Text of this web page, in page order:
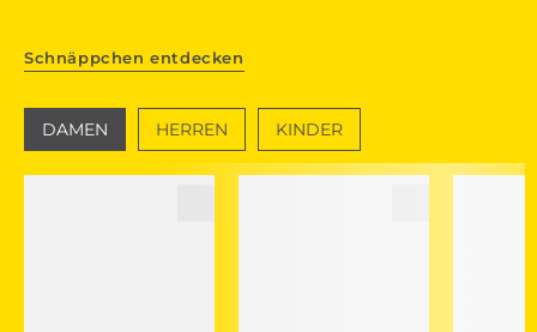
Schnäppchen entdecken
DAMEN HERREN KINDER